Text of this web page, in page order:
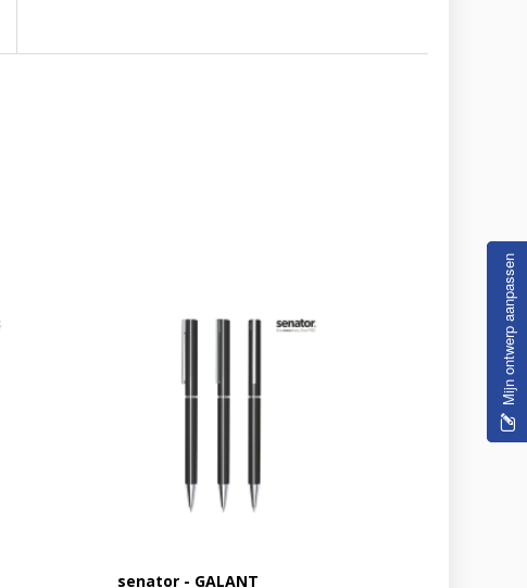
senator - GALANT